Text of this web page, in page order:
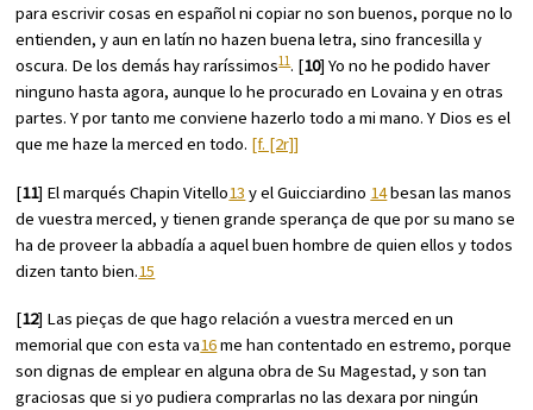
para escrivir cosas en español ni copiar no son buenos, porque no lo
entienden, y aun en latín no hazen buena letra, sino francesilla y
oscura. De los demás hay raríssimos11. [10] Yo no he podido haver
ninguno hasta agora, aunque lo he procurado en Lovaina y en otras
partes. Y por tanto me conviene hazerlo todo a mi mano. Y Dios es el
que me haze la merced en todo. [f. [2r]]
[11] El marqués Chapin Vitello13 y el Guicciardino 14besan las manos
de vuestra merced, y tienen grande sperança de que por su mano se
ha de proveer la abbadía a aquel buen hombre de quien ellos y todos
dizen tanto bien.15
[12] Las pieças de que hago relación a vuestra merced en un
memorial que con esta va16me han contentado en estremo, porque
son dignas de emplear en alguna obra de Su Magestad, y son tan
graciosas que si yo pudiera comprarlas no las dexara por ningún